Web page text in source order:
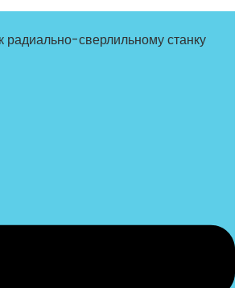
радиально-сверлильному станку